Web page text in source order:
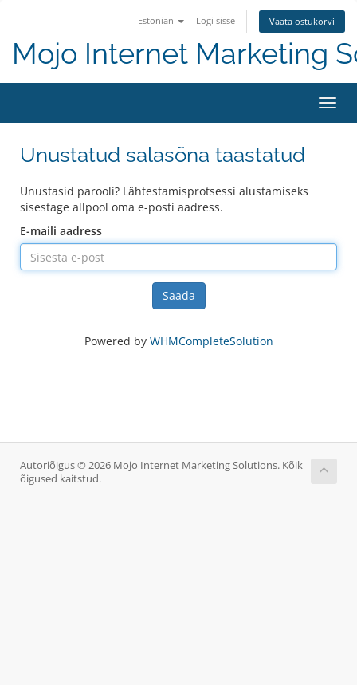
Estonian Logi sisse Vaata ostukorvi
Mojo Internet Marketing
Unustatud salasõna taastatud
Unustasid parooli? Lähtestamisprotsessi alustamiseks
sisestage allpool oma e-posti aadress.
E-maili aadress
Saada
Powered by WHMCompleteSolution
Autoriõigus © 2026 Mojo Internet Marketing Solutions. Kõik
õigused kaitstud.